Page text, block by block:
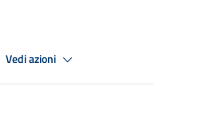
Vedi azioni